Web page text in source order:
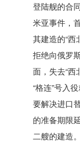
登陆舰的合
米亚事件，
其建造的“西
拒绝向俄罗
面，失去“西
“格连”号入
要解决进口
的准备期限
二艘的建造。